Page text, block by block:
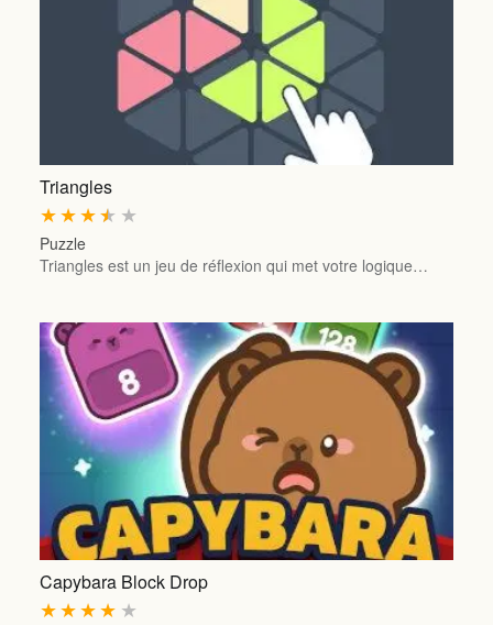
Triangles
★
★
★
★
★
Puzzle
Triangles est un jeu de réflexion qui met votre logique…
Capybara Block Drop
★
★
★
★
★